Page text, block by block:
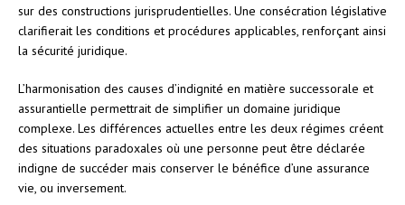
sur des constructions jurisprudentielles. Une consécration législative
clarifierait les conditions et procédures applicables, renforçant ainsi
la sécurité juridique.
L’harmonisation des causes d’indignité en matière successorale et
assurantielle permettrait de simplifier un domaine juridique
complexe. Les différences actuelles entre les deux régimes créent
des situations paradoxales où une personne peut être déclarée
indigne de succéder mais conserver le bénéfice d’une assurance
vie, ou inversement.